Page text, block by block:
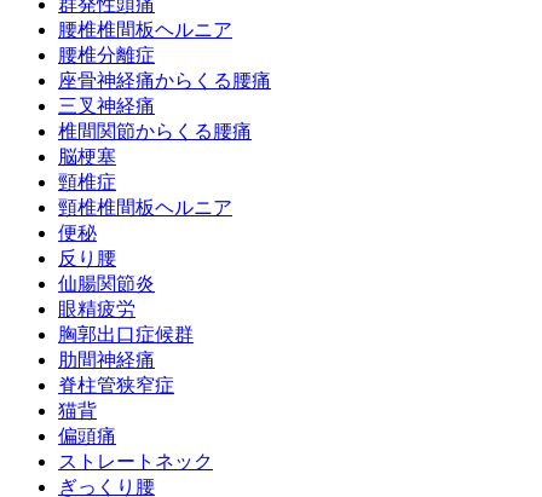
腰椎椎間板ヘルニア
腰椎分離症
座骨神経痛からくる腰痛
三叉神経痛
椎間関節からくる腰痛
脳梗塞
頸椎症
頸椎椎間板ヘルニア
便秘
反り腰
仙腸関節炎
眼精疲労
胸郭出口症候群
肋間神経痛
脊柱管狭窄症
猫背
偏頭痛
ストレートネック
ぎっくり腰